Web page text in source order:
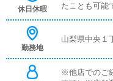
業務受付業務
休日休暇
たことも可能
勤務地
山梨県中央１
※他店でのご